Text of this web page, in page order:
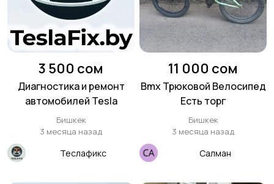
3 500 сом
Диагностика и ремонт
автомобилей Tesla
Бишкек
3 месяца назад
Теслафикс
11 000 сом
Bmx Трюковой Велосипед
Есть торг
Бишкек
3 месяца назад
Салман